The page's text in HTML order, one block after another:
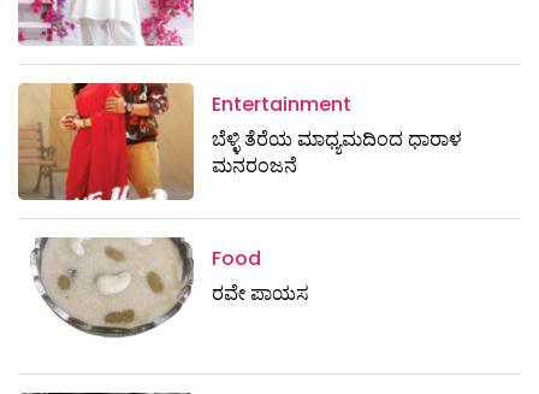
Entertainment
ಬೆಳ್ಳಿ ತೆರೆಯ ಮಾಧ್ಯಮದಿಂದ ಧಾರಾಳ
ಮನರಂಜನೆ
Food
ರವೇ ಪಾಯಸ